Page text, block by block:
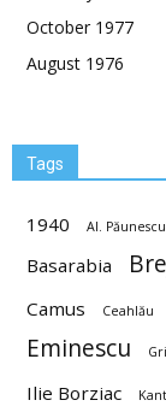
October 1977
August 1976
Tags
1940 Al. Păunescu
Basarabia
Camus
Ceahlău
Eminescu
Ilie Borziac
Kant